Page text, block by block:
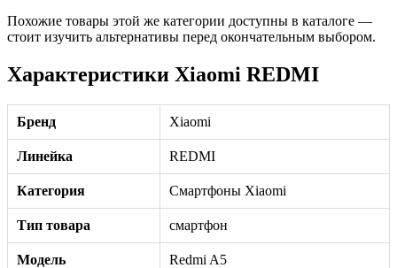
Похожие товары этой же категории доступны в каталоге —
стоит изучить альтернативы перед окончательным выбором.
Характеристики Xiaomi REDMI
Бренд Xiaomi
Линейка REDMI
Категория Смартфоны Xiaomi
Тип товара смартфон
Модель Redmi A5